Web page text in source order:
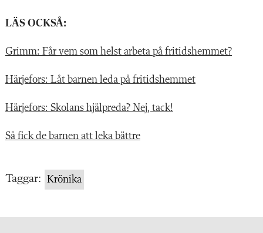
LÄS OCKSÅ:
Grimm: Får vem som helst arbeta på fritidshemmet?
Härjefors: Låt barnen leda på fritidshemmet
Härjefors: Skolans hjälpreda? Nej, tack!
Så fick de barnen att leka bättre
Taggar: Krönika